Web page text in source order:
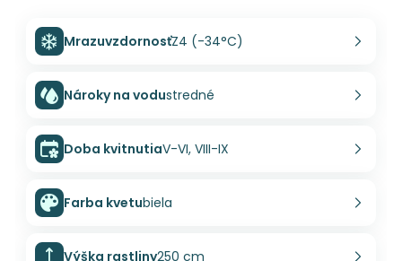
MrazuvzdornosťZ4 (-34°C)
Nároky na vodustredné
Doba kvitnutiaV-VI, VIII-IX
Farba kvetubiela
Výška rastliny250 cm